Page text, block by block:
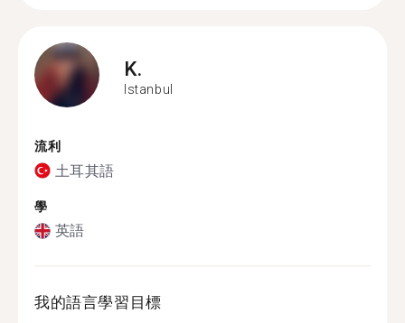
K.
Istanbul
流利
土耳其語
學
英語
我的語言學習目標